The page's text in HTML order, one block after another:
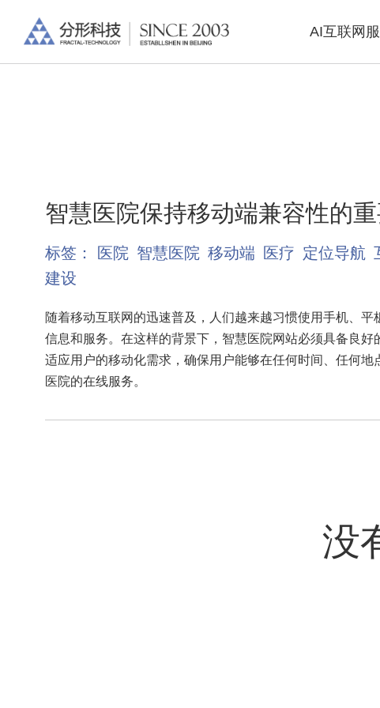
AI互联网
智慧医院保持移动端兼容性的
标签： 医院 智慧医院 移动端 医疗 定位导航
建设
随着移动互联网的迅速普及，人们越来越习惯使用手机、平
信息和服务。在这样的背景下，智慧医院网站必须具备良好
适应用户的移动化需求，确保用户能够在任何时间、任何地
医院的在线服务。
没